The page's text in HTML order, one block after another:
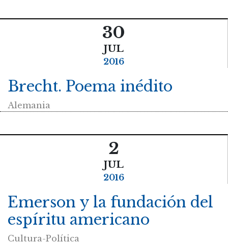
30
JUL
2016
Brecht. Poema inédito
Alemania
2
JUL
2016
Emerson y la fundación del
espíritu americano
Cultura-Política